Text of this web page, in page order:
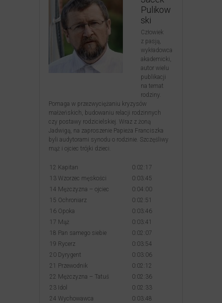
Pulikow
ski
Człowiek
z pasją,
wykładowca
akademicki,
autor wielu
publikacji
na temat
rodziny.
Pomaga w przezwyciężaniu kryzysów
małżeńskich, budowaniu relacji rodzinnych
czy postawy rodzicielskiej. Wraz z żoną
Jadwigą, na zaproszenie Papieża Franciszka
byli audytorami synodu o rodzinie. Szczęśliwy
mąż i ojciec trójki dzieci.
12 Kapitan
0:02:17
13 Wzorzec męskości
0:03:45
14 Mężczyzna – ojciec
0:04:00
15 Ochroniarz
0:02:51
16 Opoka
0:03:46
17 Mąż
0:03:41
18 Pan samego siebie
0:02:07
19 Rycerz
0:03:54
20 Dyrygent
0:03:06
21 Przewodnik
0:02:12
22 Mężczyzna – Tatuś
0:02:36
23 Idol
0:02:33
24 Wychowawca
0:03:48